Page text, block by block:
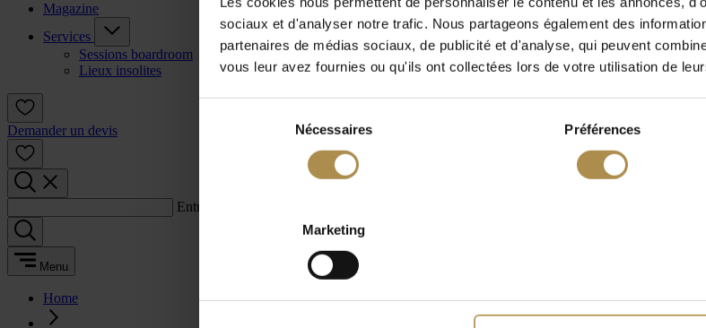
sociaux et d'analyser notre trafic. Nous partageons également des
partenaires de médias sociaux, de publicité et d'analyse, qui peuvent
vous leur avez fournies ou qu'ils ont collectées lors de votre utilisation de
Nécessaires Préférences
Marketing
Magazine
Services
Sessions boardroom
Lieux insolites
Demander un devis
Entrez un terme de recherche :
Menu
Home